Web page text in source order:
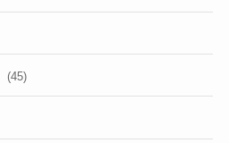
(45)